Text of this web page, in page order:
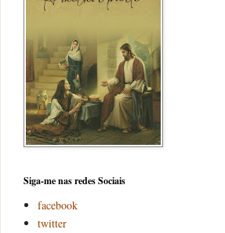
Siga-me nas redes Sociais
facebook
twitter